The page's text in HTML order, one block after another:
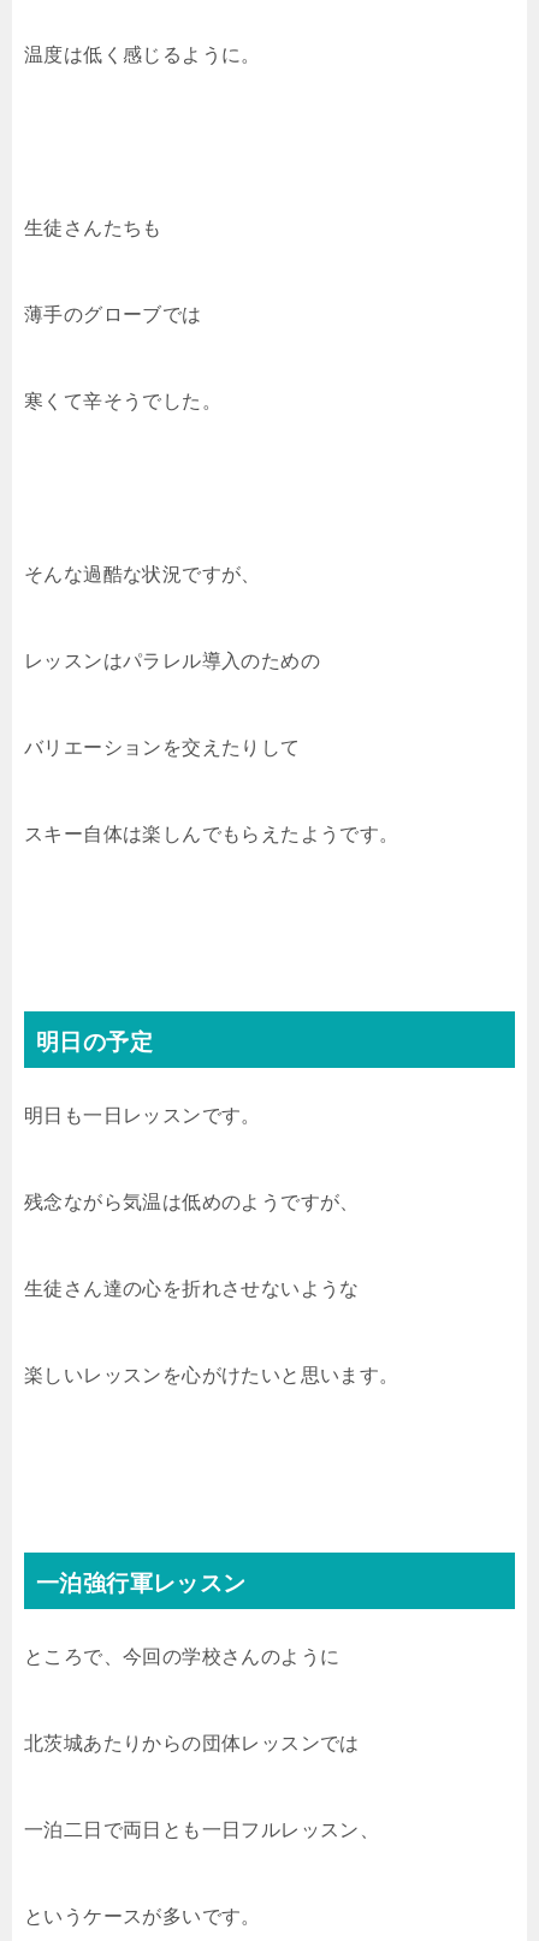
温度は低く感じるように。
生徒さんたちも
薄手のグローブでは
寒くて辛そうでした。
そんな過酷な状況ですが、
レッスンはパラレル導入のための
バリエーションを交えたりして
スキー自体は楽しんでもらえたようです。
明日の予定
明日も一日レッスンです。
残念ながら気温は低めのようですが、
生徒さん達の心を折れさせないような
楽しいレッスンを心がけたいと思います。
一泊強行軍レッスン
ところで、今回の学校さんのように
北茨城あたりからの団体レッスンでは
一泊二日で両日とも一日フルレッスン、
というケースが多いです。